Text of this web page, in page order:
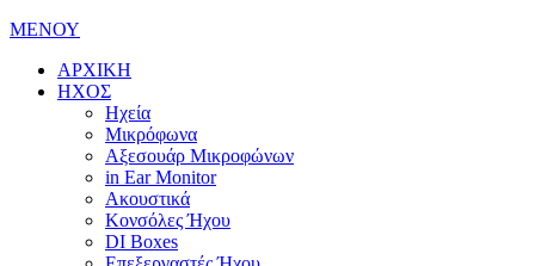
ΜΕΝΟΥ
ΑΡΧΙΚΗ
ΗΧΟΣ
Ηχεία
Μικρόφωνα
Αξεσουάρ Μικροφώνων
in Ear Monitor
Ακουστικά
Κονσόλες Ήχου
DI Boxes